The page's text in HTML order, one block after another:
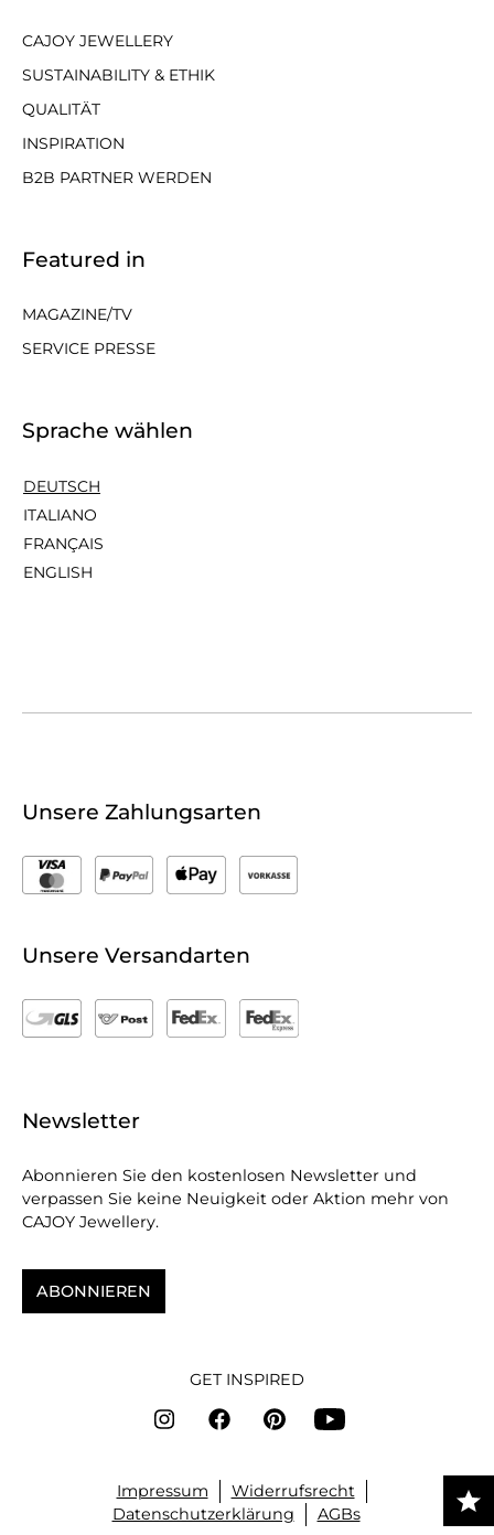
CAJOY JEWELLERY
SUSTAINABILITY & ETHIK
QUALITÄT
INSPIRATION
B2B PARTNER WERDEN
Featured in
MAGAZINE/TV
SERVICE PRESSE
Sprache wählen
DEUTSCH
ITALIANO
FRANÇAIS
ENGLISH
Unsere Zahlungsarten
Unsere Versandarten
Newsletter
Abonnieren Sie den kostenlosen Newsletter und
verpassen Sie keine Neuigkeit oder Aktion mehr von
CAJOY Jewellery.
ABONNIEREN
GET INSPIRED
Impressum
Widerrufsrecht
Datenschutzerklärung
AGBs